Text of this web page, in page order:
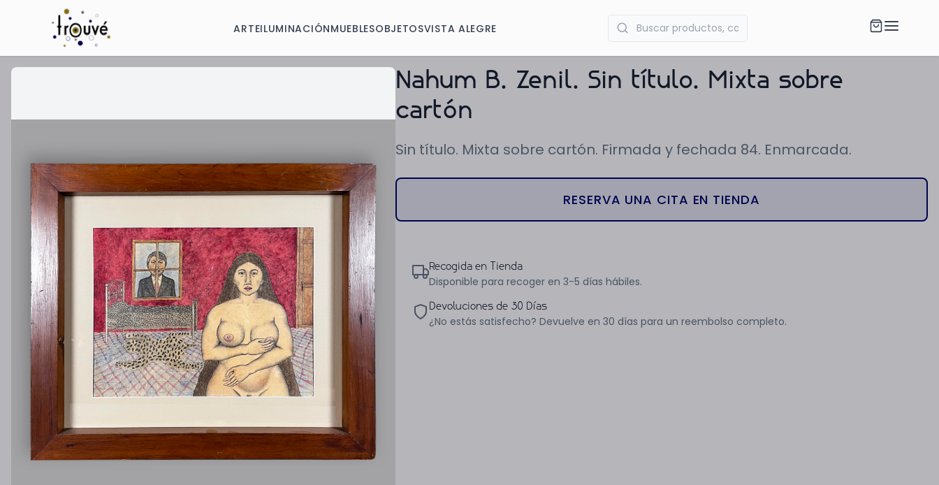
ARTEILUMINACIÓNMUEBLESOBJETOSVISTA ALEGRE
Nahum B. Zenil. Sin título. Mixta sobre
cartón
Sin título. Mixta sobre cartón. Firmada y fechada 84. Enmarcada.
RESERVA UNA CITA EN TIENDA
Recogida en Tienda
Disponible para recoger en 3-5 días hábiles.
Devoluciones de 30 Días
¿No estás satisfecho? Devuelve en 30 días para un reembolso completo.